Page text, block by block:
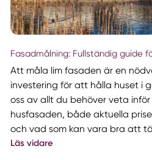
Fasadmålning: Fullständig guide
Att måla lim fasaden är en
investering för att hålla huset i
oss av allt du behöver veta
husfasaden, både aktuella
och vad som kan vara bra att
Läs vidare